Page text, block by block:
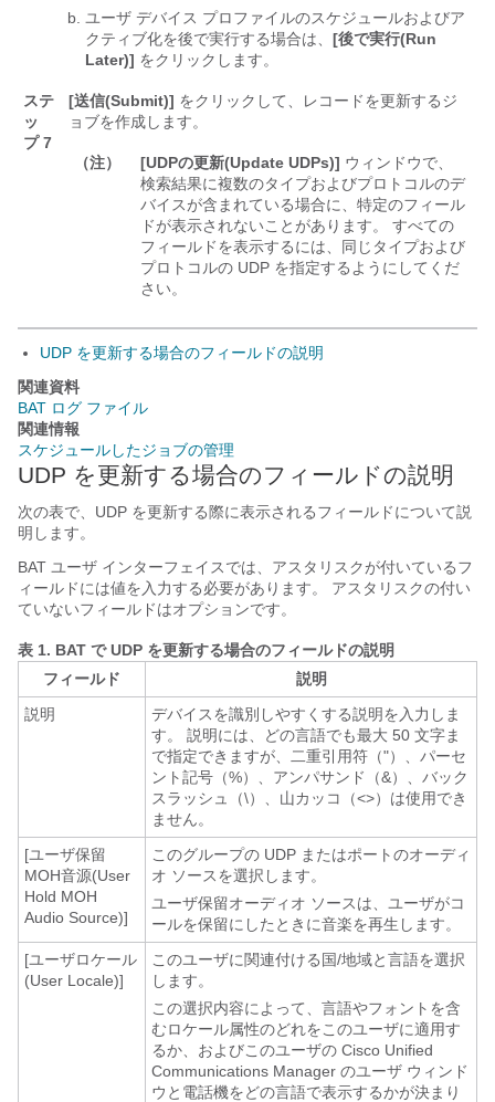
ユーザ デバイス プロファイルのスケジュールおよびア
クティブ化を後で実行する場合は、 [後で実行(Run
Later)] をクリックします。
ステ
ッ
プ 7
[送信(Submit)] をクリックして、レコードを更新するジ
ョブを作成します。
（注） [UDPの更新(Update UDPs)] ウィンドウで、
検索結果に複数のタイプおよびプロトコルのデ
バイスが含まれている場合に、特定のフィール
ドが表示されないことがあります。 すべての
フィールドを表示するには、同じタイプおよび
プロトコルの UDP を指定するようにしてくだ
さい。
UDP を更新する場合のフィールドの説明
関連資料
BAT ログ ファイル
関連情報
スケジュールしたジョブの管理
UDP を更新する場合のフィールドの説明
次の表で、UDP を更新する際に表示されるフィールドについて説
明します。
BAT ユーザ インターフェイスでは、アスタリスクが付いているフ
ィールドには値を入力する必要があります。 アスタリスクの付い
ていないフィールドはオプションです。
表 1. BAT で UDP を更新する場合のフィールドの説明
フィールド
説明
説明
デバイスを識別しやすくする説明を入力しま
す。 説明には、どの言語でも最大 50 文字ま
で指定できますが、二重引用符（"）、パーセ
ント記号（%）、アンパサンド（&）、バック
スラッシュ（\）、山カッコ（<>）は使用でき
ません。
[ユーザ保留
MOH音源(User
Hold MOH
Audio Source)]
このグループの UDP またはポートのオーディ
オ ソースを選択します。
ユーザ保留オーディオ ソースは、ユーザがコ
ールを保留にしたときに音楽を再生します。
[ユーザロケール
(User Locale)]
このユーザに関連付ける国/地域と言語を選択
します。
この選択内容によって、言語やフォントを含
むロケール属性のどれをこのユーザに適用す
るか、およびこのユーザの Cisco Unified
Communications Manager のユーザ ウィンド
ウと電話機をどの言語で表示するかが決まり